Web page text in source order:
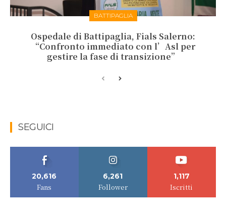
BATTIPAGLIA
Ospedale di Battipaglia, Fials Salerno:
“Confronto immediato con l’Asl per
gestire la fase di transizione”
SEGUICI
20,616
Fans
6,261
Follower
1,117
Iscritti